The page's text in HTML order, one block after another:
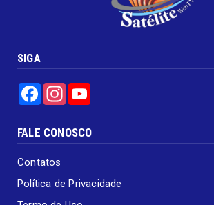
SIGA
FacebookInstagram
FALE CONOSCO
Contatos
Política de Privacidade